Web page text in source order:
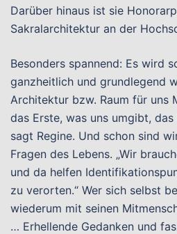
Darüber hinaus ist sie
Sakralarchitektur an der
Besonders spannend: Es wird
ganzheitlich und grundlegend
Architektur bzw. Raum für uns
das Erste, was uns umgibt,
sagt Regine. Und schon sind
Fragen des Lebens. „Wir
und da helfen
zu verorten.“ Wer sich selbst
wiederum mit seinen
… Erhellende Gedanken und